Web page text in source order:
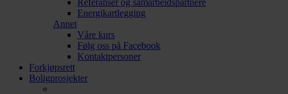
Referanser og samarbeidspartnere
Energikartlegging
Annet
Våre kurs
Følg oss på Facebook
Kontaktpersoner
Forkjøpsrett
Boligprosjekter